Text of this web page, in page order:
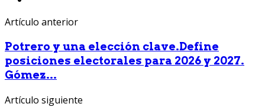
Artículo anterior
Potrero y una elección clave.Define
posiciones electorales para 2026 y 2027.
Gómez...
Artículo siguiente